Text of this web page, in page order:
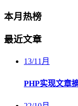
本月热榜
最近文章
13/11月
PHP实现文章